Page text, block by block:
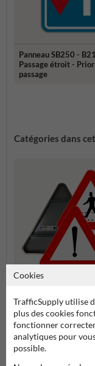
Panneau SB250 -
Passage étroit -
passage
Catégories dans
Cookies
TrafficSupply utilise
plus des cookies
fonctionner
analytiques pour
possible.